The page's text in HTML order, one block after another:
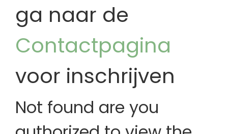
ga naar de
Contactpagina
voor inschrijven
Not found are you